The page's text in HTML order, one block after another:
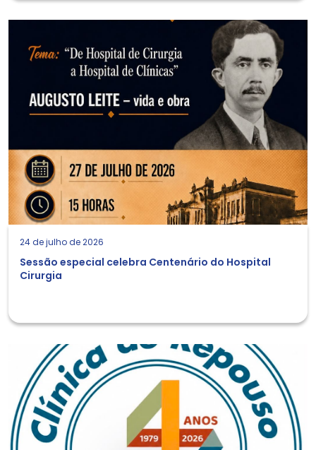
24 de julho de 2026
Sessão especial celebra Centenário do Hospital
Cirurgia